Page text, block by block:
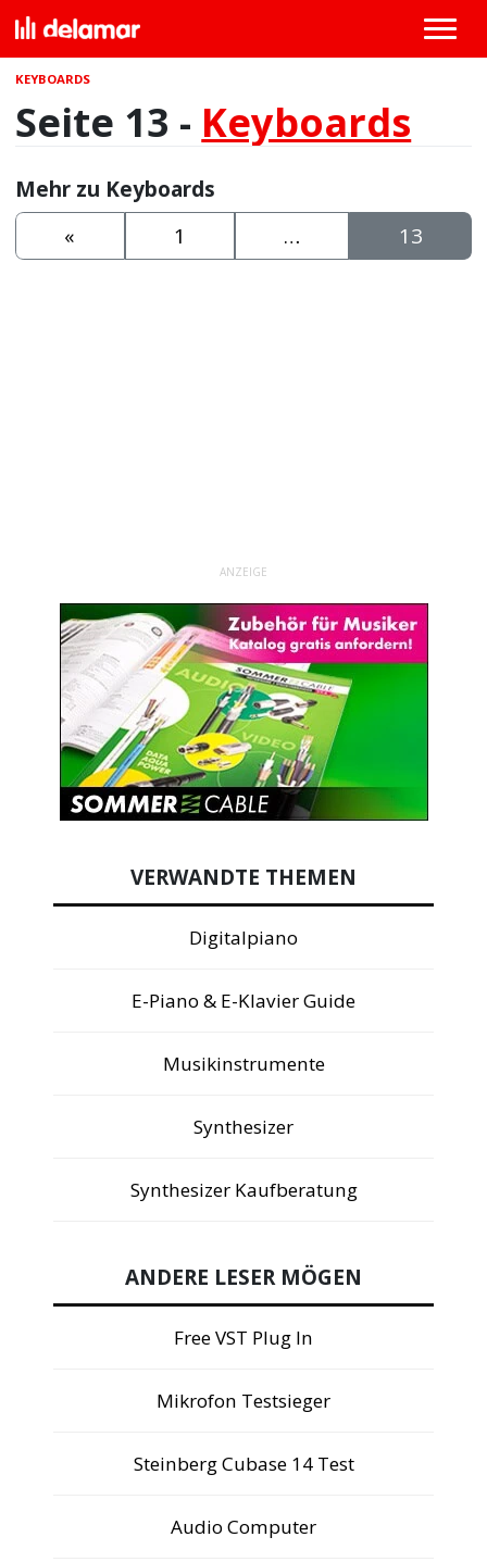
KEYBOARDS
Seite 13 - Keyboards
Mehr zu Keyboards
«
1 … 13
ANZEIGE
VERWANDTE THEMEN
Digitalpiano
E-Piano & E-Klavier Guide
Musikinstrumente
Synthesizer
Synthesizer Kaufberatung
ANDERE LESER MÖGEN
Free VST Plug In
Mikrofon Testsieger
Steinberg Cubase 14 Test
Audio Computer